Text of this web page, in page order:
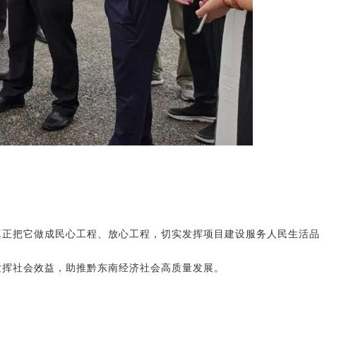
把它做成民心工程、放心工程，切实发挥项目建设服务人民生活品
社会效益， 助推黔东南经济社会高质量发展。